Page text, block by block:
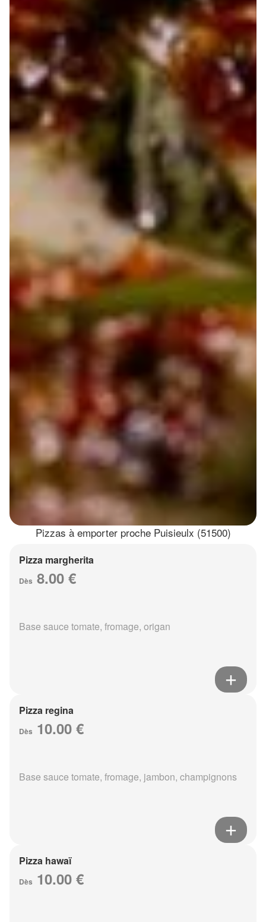
Pizzas à emporter proche Puisieulx (51500)
Pizza margherita
Dès 8.00 €
Base sauce tomate, fromage, origan
Pizza regina
Dès 10.00 €
Base sauce tomate, fromage, jambon, champignons
Pizza hawaï
Dès 10.00 €